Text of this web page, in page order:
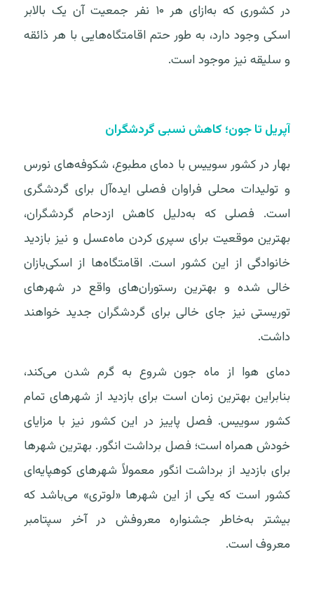
در کشوری که به‌ازای هر ۱۰ نفر جمعیت آن یک بالابر
اسکی وجود دارد، به طور حتم اقامتگاه‌هایی با هر ذائقه
و سلیقه نیز موجود است.
آپریل تا جون؛ کاهش نسبی گردشگران
بهار در کشور سوییس با دمای مطبوع، شکوفه‌های نورس
و تولیدات محلی فراوان فصلی ایده‌آل برای گردشگری
است. فصلی که به‌دلیل کاهش ازدحام گردشگران،
بهترین موقعیت برای سپری کردن ماه‌عسل و نیز بازدید
خانوادگی از این کشور است. اقامتگاه‌ها از اسکی‌بازان
خالی شده و بهترین رستوران‌های واقع در شهرهای
توریستی نیز جای خالی برای گردشگران جدید خواهند
داشت.
دمای هوا از ماه جون شروع به گرم شدن می‌کند،
بنابراین بهترین زمان است برای بازدید از شهرهای تمام
کشور سوییس. فصل پاییز در این کشور نیز با مزایای
خودش همراه است؛ فصل برداشت انگور. بهترین شهرها
برای بازدید از برداشت انگور معمولاً شهرهای کوهپایه‌ای
کشور است که یکی از این شهرها «لوتری» می‌باشد که
بیشتر به‌خاطر جشنواره معروفش در آخر سپتامبر
معروف است.